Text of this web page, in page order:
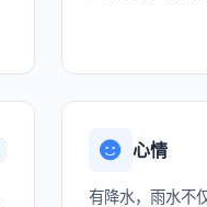
心情
有降水，雨水不